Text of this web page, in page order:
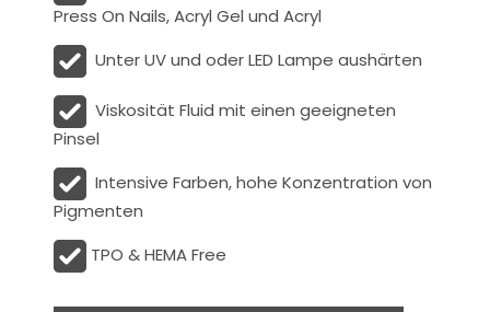
Press On Nails, Acryl Gel und Acryl
Unter UV und oder LED Lampe aushärten
ViskositätFluid mit einen geeigneten
Pinsel
Intensive Farben, hohe Konzentration von
Pigmenten
TPO & HEMA Free